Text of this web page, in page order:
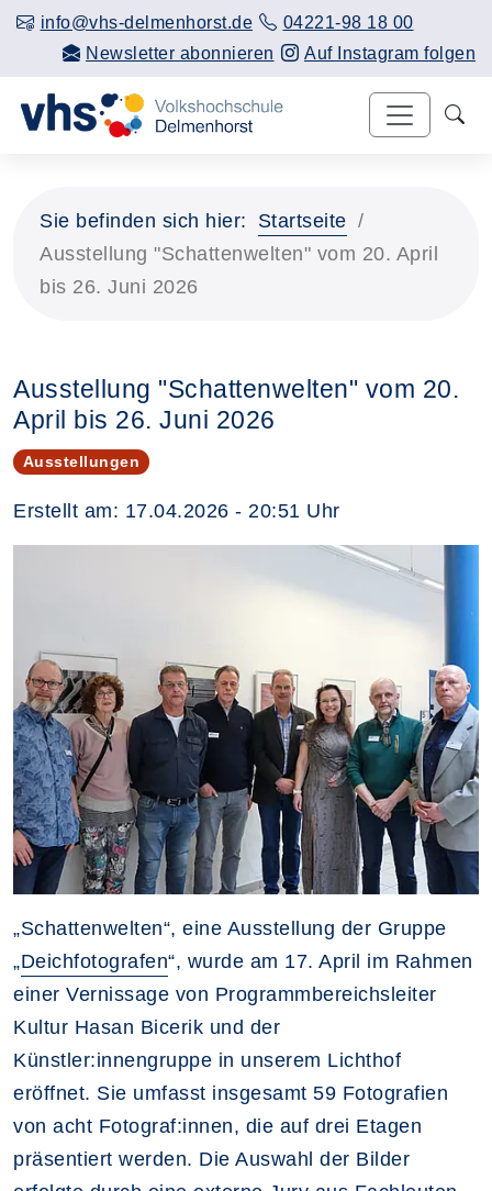
info@vhs-delmenhorst.de
04221-98 18 00
Newsletter abonnieren
Auf Instagram folgen
Sie befinden sich hier:
Startseite
Ausstellung "Schattenwelten" vom 20. April
bis 26. Juni 2026
Ausstellung "Schattenwelten" vom 20.
April bis 26. Juni 2026
Ausstellungen
Erstellt am: 17.04.2026 - 20:51 Uhr
„Schattenwelten“, eine Ausstellung der Gruppe
„Deichfotografen“, wurde am 17. April im Rahmen
einer Vernissage von Programmbereichsleiter
Kultur Hasan Bicerik und der
Künstler:innengruppe in unserem Lichthof
eröffnet. Sie umfasst insgesamt 59 Fotografien
von acht Fotograf:innen, die auf drei Etagen
präsentiert werden. Die Auswahl der Bilder